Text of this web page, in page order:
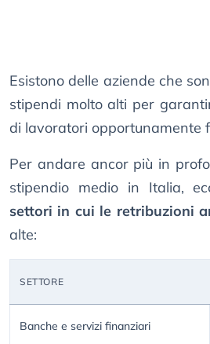
Esistono delle aziende che
stipendi molto alti per
di lavoratori opportunamente
Per andare ancor più in
stipendio medio in Italia,
settori in cui le retribuzioni
alte:
SETTORE
Banche e servizi finanziari